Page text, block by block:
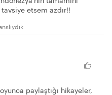
etsem azdır!!
paylaştığı hikayeler,